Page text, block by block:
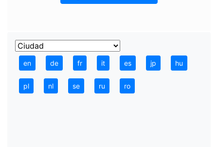
en de fr it es jp hu
pl nl se ru ro